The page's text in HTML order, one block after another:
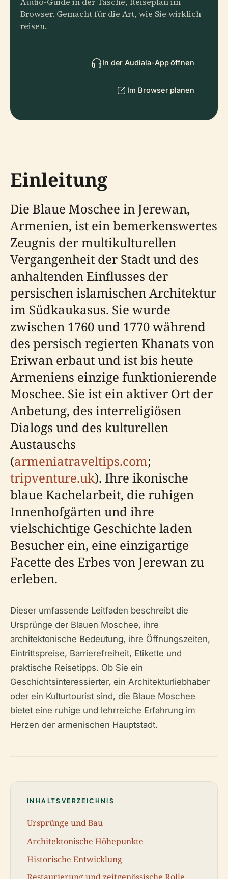
Browser. Gemacht für die Art, wie Sie wirklich
reisen.
In der Audiala-App öffnen
Im Browser planen
Einleitung
Die Blaue Moschee in Jerewan,
Armenien, ist ein bemerkenswertes
Zeugnis der multikulturellen
Vergangenheit der Stadt und des
anhaltenden Einflusses der
persischen islamischen Architektur
im Südkaukasus. Sie wurde
zwischen 1760 und 1770 während
des persisch regierten Khanats von
Eriwan erbaut und ist bis heute
Armeniens einzige funktionierende
Moschee. Sie ist ein aktiver Ort der
Anbetung, des interreligiösen
Dialogs und des kulturellen
Austauschs
(armeniatraveltips.com;
tripventure.uk). Ihre ikonische
blaue Kachelarbeit, die ruhigen
Innenhofgärten und ihre
vielschichtige Geschichte laden
Besucher ein, eine einzigartige
Facette des Erbes von Jerewan zu
erleben.
Dieser umfassende Leitfaden beschreibt die
Ursprünge der Blauen Moschee, ihre
architektonische Bedeutung, ihre Öffnungszeiten,
Eintrittspreise, Barrierefreiheit, Etikette und
praktische Reisetipps. Ob Sie ein
Geschichtsinteressierter, ein Architekturliebhaber
oder ein Kulturtourist sind, die Blaue Moschee
bietet eine ruhige und lehrreiche Erfahrung im
Herzen der armenischen Hauptstadt.
INHALTSVERZEICHNIS
Ursprünge und Bau
Architektonische Höhepunkte
Historische Entwicklung